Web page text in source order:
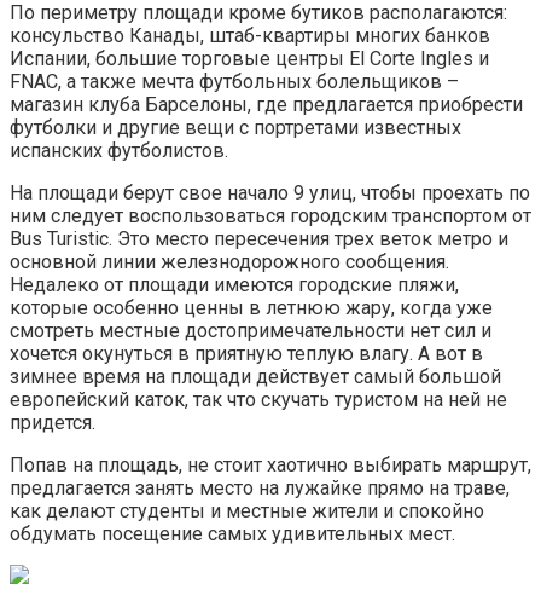
По периметру площади кроме бутиков располагаются:
консульство Канады, штаб-квартиры многих банков
Испании, большие торговые центры El Corte Ingles и
FNAC, а также мечта футбольных болельщиков –
магазин клуба Барселоны, где предлагается приобрести
футболки и другие вещи с портретами известных
испанских футболистов.
На площади берут свое начало 9 улиц, чтобы проехать по
ним следует воспользоваться городским транспортом от
Bus Turistic. Это место пересечения трех веток метро и
основной линии железнодорожного сообщения.
Недалеко от площади имеются городские пляжи,
которые особенно ценны в летнюю жару, когда уже
смотреть местные достопримечательности нет сил и
хочется окунуться в приятную теплую влагу. А вот в
зимнее время на площади действует самый большой
европейский каток, так что скучать туристом на ней не
придется.
Попав на площадь, не стоит хаотично выбирать маршрут,
предлагается занять место на лужайке прямо на траве,
как делают студенты и местные жители и спокойно
обдумать посещение самых удивительных мест.